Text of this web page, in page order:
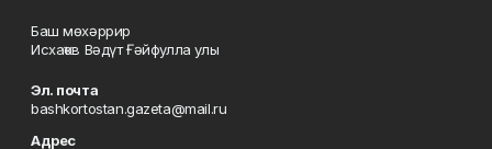
Баш мөхәррир
Исхаҡов Вәдүт Ғәйфулла улы
Эл. почта
bashkortostan.gazeta@mail.ru
Адрес